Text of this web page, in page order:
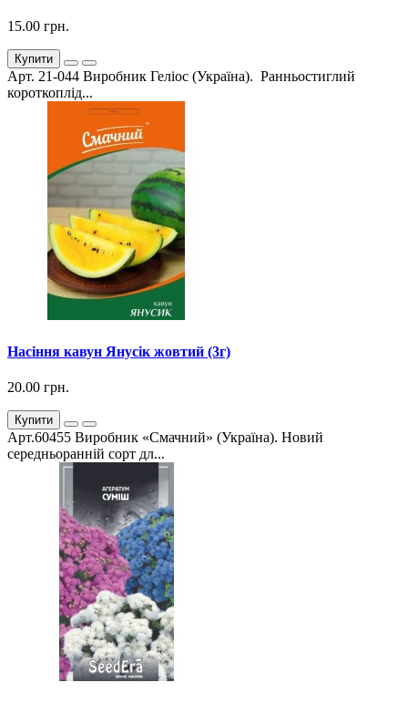
15.00 грн.
Купити
Арт. 21-044 Виробник Геліос (Україна). Ранньостиглий
короткоплід...
Насіння кавун Янусік жовтий (3г)
20.00 грн.
Купити
Арт.60455 Виробник «Смачний» (Україна). Новий
середньоранній сорт дл...